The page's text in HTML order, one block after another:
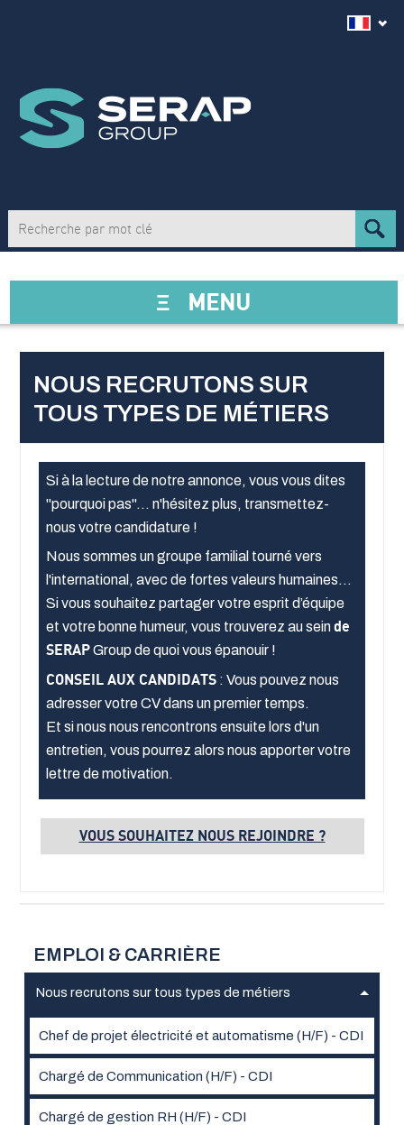
Ξ MENU
NOUS RECRUTONS SUR
TOUS TYPES DE MÉTIERS
Si à la lecture de notre annonce, vous vous dites
"pourquoi pas"... n'hésitez plus, transmettez-
nous votre candidature !
Nous sommes un groupe familial tourné vers
l'international, avec de fortes valeurs humaines
Si vous souhaitez partager votre esprit d’équipe
et votre bonne humeur, vous trouverez au seinde
SERAPGroup de quoi vous épanouir !
CONSEIL AUX CANDIDATS: Vous pouvez nous
adresser votre CV dans un premier temps.
Et si nous nous rencontrons ensuite lors d'un
entretien, vous pourrez alors nous apporter votre
lettre de motivation.
VOUS SOUHAITEZ NOUS REJOINDRE ?
EMPLOI & CARRIÈRE
Nous recrutons sur tous types de métiers
Chef de projet électricité et automatisme (H/F) - CDI
Chargé de Communication (H/F) - CDI
Chargé de gestion RH (H/F) - CDI